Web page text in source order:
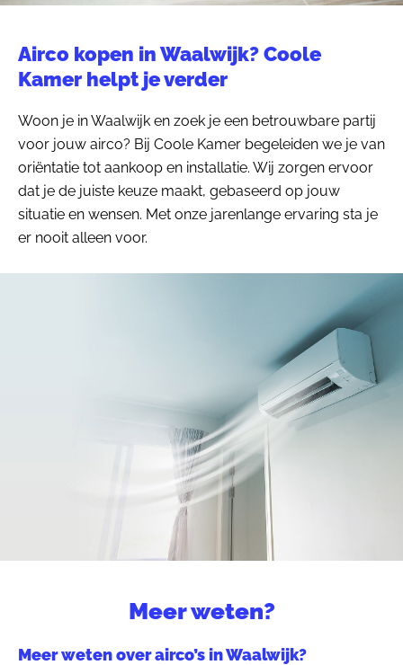
Airco kopen in Waalwijk? Coole
Kamer helpt je verder
Woon je in Waalwijk en zoek je een betrouwbare partij
voor jouw airco? Bij Coole Kamer begeleiden we je van
oriëntatie tot aankoop en installatie. Wij zorgen ervoor
dat je de juiste keuze maakt, gebaseerd op jouw
situatie en wensen. Met onze jarenlange ervaring sta je
er nooit alleen voor.
Meer weten?
Meer weten over airco’s in Waalwijk?